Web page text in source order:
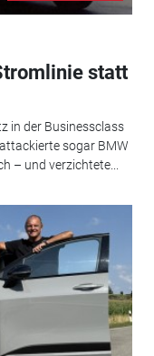
statt
in der Businessclass
sogar BMW
– und verzichtete...